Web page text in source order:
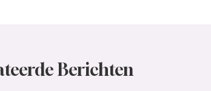
Berichten